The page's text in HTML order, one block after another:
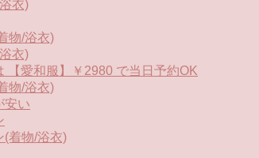
衣)
物/浴衣)
衣)
【愛和服】￥2980 で当日予約OK
物/浴衣)
安い
(着物/浴衣)